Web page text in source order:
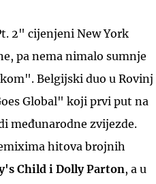
2" cijenjeni New York
pa nema nimalo sumnje
Belgijski duo u Rovinj
Global" koji prvi put na
međunarodne zvijezde.
hitova brojnih
Child i Dolly Parton, a u
NOTIFIKACIJE